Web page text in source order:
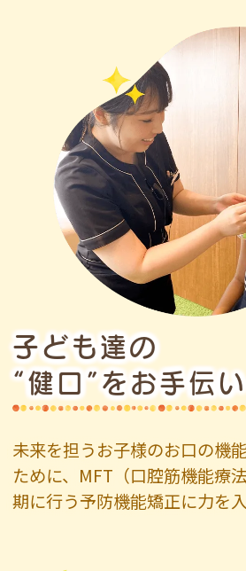
子ども達の
“健口”をお手伝い
未来を担うお子様のお口の機
ために、MFT（口腔筋機能療
期に行う予防機能矯正に力を入